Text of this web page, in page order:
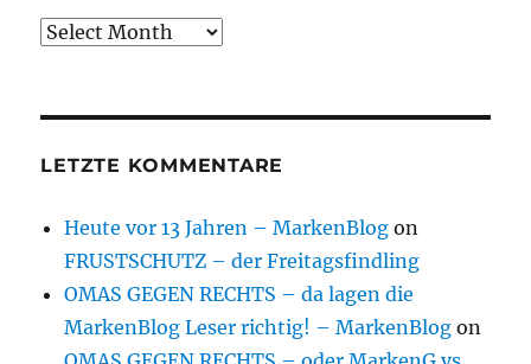
Archive
LETZTE KOMMENTARE
Heute vor 13 Jahren – MarkenBlog on
FRUSTSCHUTZ – der Freitagsfindling
OMAS GEGEN RECHTS – da lagen die
MarkenBlog Leser richtig! – MarkenBlog on